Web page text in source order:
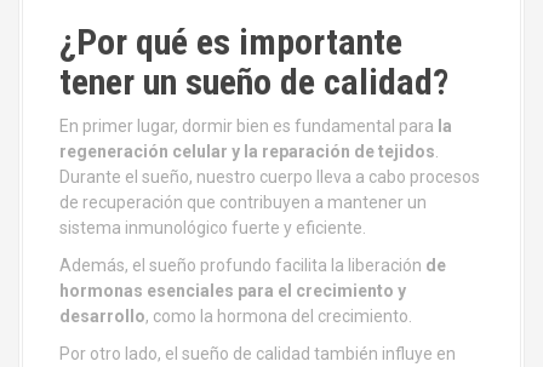
¿Por qué es importante
tener un sueño de calidad?
En primer lugar, dormir bien es fundamental para la
regeneración celular y la reparación de tejidos
Durante el sueño, nuestro cuerpo lleva a cabo procesos
de recuperación que contribuyen a mantener un
sistema inmunológico fuerte y eficiente.
Además, el sueño profundo facilita la liberación de
hormonas esenciales para el crecimiento y
desarrollo, como la hormona del crecimiento.
Por otro lado, el sueño de calidad también influye en